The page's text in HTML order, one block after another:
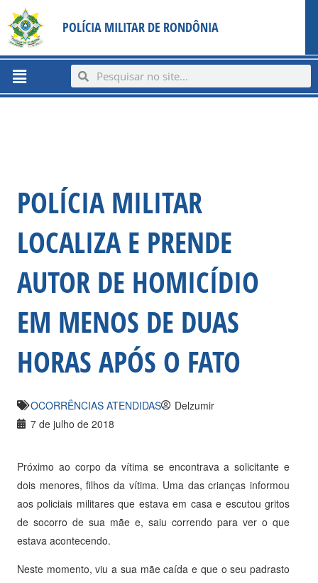
content
para
conteúdo
POLÍCIA MILITAR DE RONDÔNIA
Menu SearchSearch
POLÍCIA MILITAR
LOCALIZA E PRENDE
AUTOR DE HOMICÍDIO
EM MENOS DE DUAS
HORAS APÓS O FATO
OCORRÊNCIAS ATENDIDAS
Delzumir
7 de julho de 2018
Próximo ao corpo da vítima se encontrava a solicitante e
dois menores, filhos da vítima. Uma das crianças informou
aos policiais militares que estava em casa e escutou gritos
de socorro de sua mãe e, saiu correndo para ver o que
estava acontecendo.
Neste momento, viu a sua mãe caída e que o seu padrasto